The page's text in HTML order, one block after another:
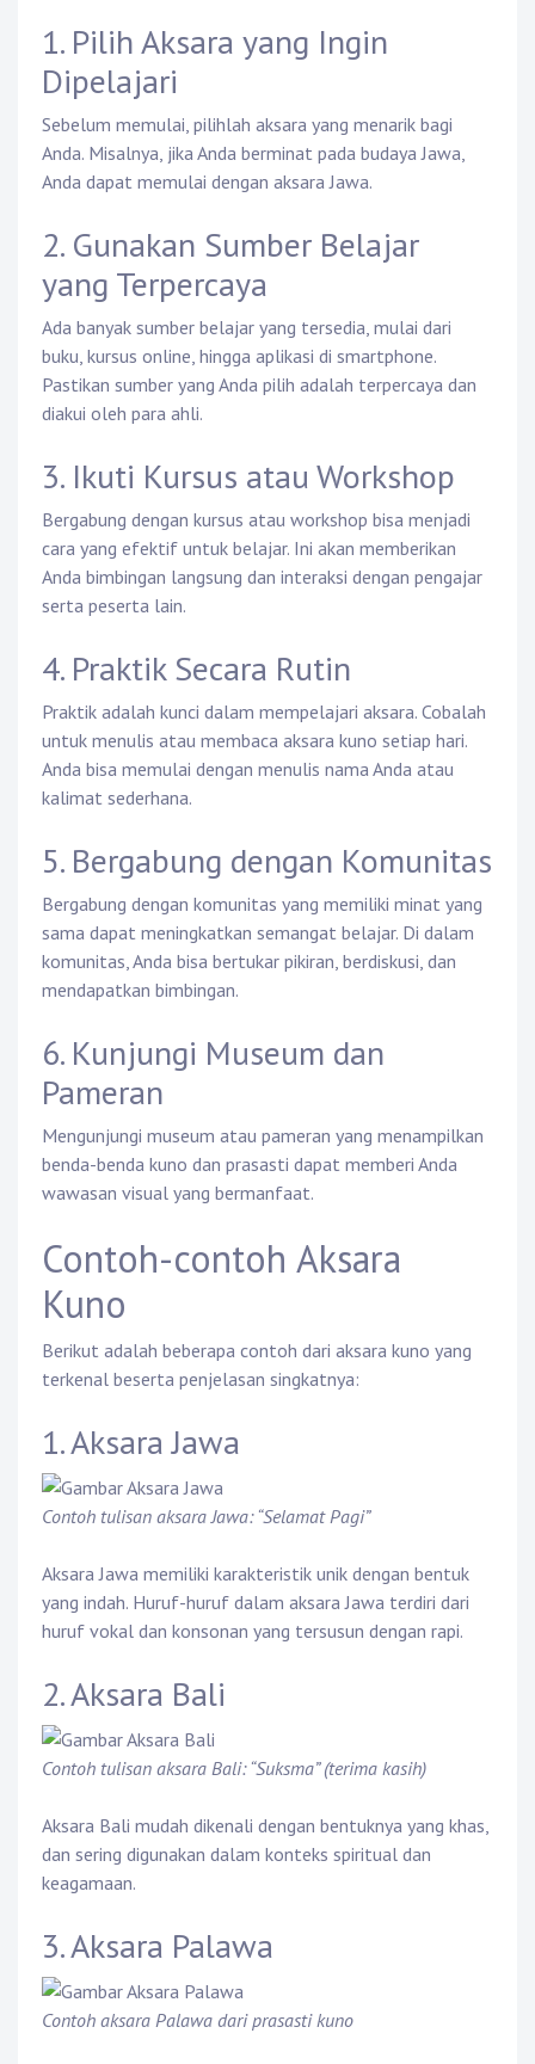
1. Pilih Aksara yang Ingin
Dipelajari
Sebelum memulai, pilihlah aksara yang menarik bagi
Anda. Misalnya, jika Anda berminat pada budaya Jawa,
Anda dapat memulai dengan aksara Jawa.
2. Gunakan Sumber Belajar
yang Terpercaya
Ada banyak sumber belajar yang tersedia, mulai dari
buku, kursus online, hingga aplikasi di smartphone.
Pastikan sumber yang Anda pilih adalah terpercaya dan
diakui oleh para ahli.
3. Ikuti Kursus atau Workshop
Bergabung dengan kursus atau workshop bisa menjadi
cara yang efektif untuk belajar. Ini akan memberikan
Anda bimbingan langsung dan interaksi dengan pengajar
serta peserta lain.
4. Praktik Secara Rutin
Praktik adalah kunci dalam mempelajari aksara. Cobalah
untuk menulis atau membaca aksara kuno setiap hari.
Anda bisa memulai dengan menulis nama Anda atau
kalimat sederhana.
5. Bergabung dengan Komunitas
Bergabung dengan komunitas yang memiliki minat yang
sama dapat meningkatkan semangat belajar. Di dalam
komunitas, Anda bisa bertukar pikiran, berdiskusi, dan
mendapatkan bimbingan.
6. Kunjungi Museum dan
Pameran
Mengunjungi museum atau pameran yang menampilkan
benda-benda kuno dan prasasti dapat memberi Anda
wawasan visual yang bermanfaat.
Contoh-contoh Aksara
Kuno
Berikut adalah beberapa contoh dari aksara kuno yang
terkenal beserta penjelasan singkatnya:
1. Aksara Jawa
Contoh tulisan aksara Jawa: “Selamat Pagi”
Aksara Jawa memiliki karakteristik unik dengan bentuk
yang indah. Huruf-huruf dalam aksara Jawa terdiri dari
huruf vokal dan konsonan yang tersusun dengan rapi.
2. Aksara Bali
Contoh tulisan aksara Bali: “Suksma” (terima kasih)
Aksara Bali mudah dikenali dengan bentuknya yang khas,
dan sering digunakan dalam konteks spiritual dan
keagamaan.
3. Aksara Palawa
Contoh aksara Palawa dari prasasti kuno